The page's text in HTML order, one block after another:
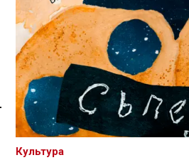
Спасылка без VPN
Культура